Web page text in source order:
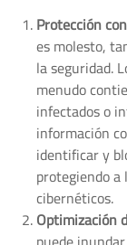
Protección
es molesto,
la seguridad.
menudo
infectados o
información
identificar y
protegiendo
cibernéticos.
Optimización